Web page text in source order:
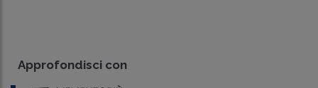
Approfondisci con